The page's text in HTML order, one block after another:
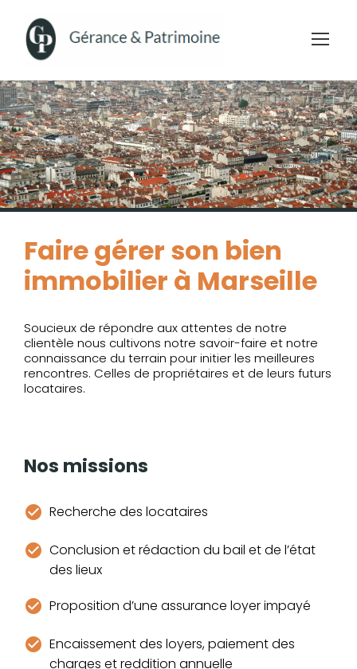
Faire gérer son bien
immobilier à Marseille
Soucieux de répondre aux attentes de notre
clientèle nous cultivons notre savoir-faire et notre
connaissance du terrain pour initier les meilleures
rencontres. Celles de propriétaires et de leurs futurs
locataires.
Nos missions
Recherche des locataires
Conclusion et rédaction du bail et de l’état
des lieux
Proposition d’une assurance loyer impayé
Encaissement des loyers, paiement des
charges et reddition annuelle